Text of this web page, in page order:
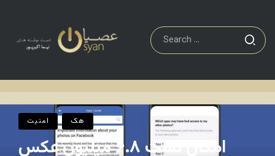
امنیت هک
امکان نشت ۶.۸ میلیون عکس